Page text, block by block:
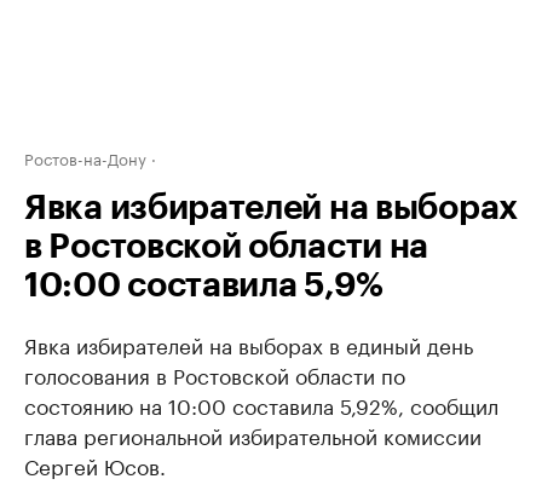
Ростов-на-Дону
Явка избирателей на выборах
в Ростовской области на
10:00 составила 5,9%
Явка избирателей на выборах в единый день
голосования в Ростовской области по
состоянию на 10:00 составила 5,92%, сообщил
глава региональной избирательной комиссии
Сергей Юсов.